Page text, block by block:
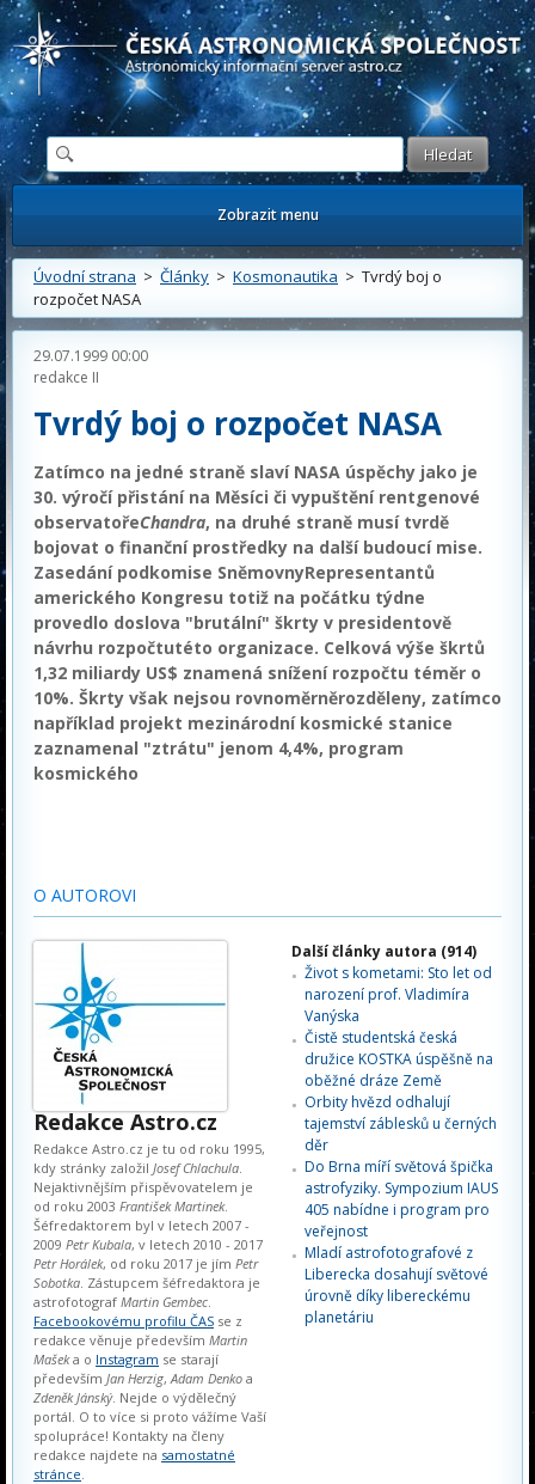
Česká astronomická společnost - Informační astronomický server
Zobrazit menu
Úvodní strana > Články > Kosmonautika > Tvrdý boj o
rozpočet NASA
29.07.1999 00:00
redakce II
Tvrdý boj o rozpočet NASA
Zatímco na jedné straně slaví NASA úspěchy jako je
30. výročí přistání na Měsíci či vypuštění rentgenové
observatořeChandra, na druhé straně musí tvrdě
bojovat o finanční prostředky na další budoucí mise.
Zasedání podkomise SněmovnyRepresentantů
amerického Kongresu totiž na počátku týdne
provedlo doslova "brutální" škrty v presidentově
návrhu rozpočtutéto organizace. Celková výše škrtů
1,32 miliardy US$ znamená snížení rozpočtu téměr o
10%. Škrty však nejsou rovnoměrněrozděleny, zatímco
například projekt mezinárodní kosmické stanice
zaznamenal "ztrátu" jenom 4,4%, program
kosmického
O AUTOROVI
Redakce Astro.cz
Redakce Astro.cz je tu od roku 1995,
kdy stránky založil Josef Chlachula.
Nejaktivnějším přispěvovatelem je
od roku 2003 František Martinek.
Šéfredaktorem byl v letech 2007 -
2009 Petr Kubala, v letech 2010 - 2017
Petr Horálek, od roku 2017 je jím Petr
Sobotka. Zástupcem šéfredaktora je
astrofotograf Martin Gembec.
Facebookovému profilu ČAS se z
redakce věnuje především Martin
Mašeka o Instagram se starají
především Jan Herzig,Adam Denko a
Zdeněk Jánský. Nejde o výdělečný
portál. O to více si proto vážíme Vaší
spolupráce! Kontakty na členy
redakce najdete na samostatné
stránce.
Další články autora (914)
Život s kometami: Sto let od
narození prof. Vladimíra
Vanýska
Čistě studentská česká
družice KOSTKA úspěšně na
oběžné dráze Země
Orbity hvězd odhalují
tajemství záblesků u černých
děr
Do Brna míří světová špička
astrofyziky. Sympozium IAUS
405 nabídne i program pro
veřejnost
Mladí astrofotografové z
Liberecka dosahují světové
úrovně díky libereckému
planetáriu